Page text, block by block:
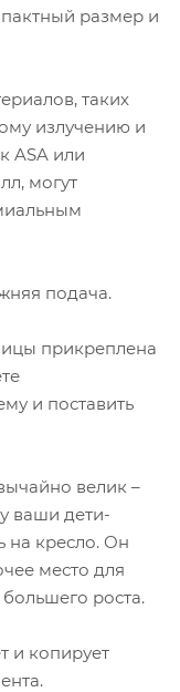
размер и
таких
излучению и
ASA или
могут
подача.
прикреплена
и поставить
велик –
ваши дети-
на кресло. Он
место для
роста.
и копирует